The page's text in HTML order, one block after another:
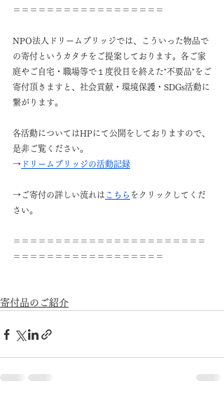
＝＝＝＝＝＝＝＝＝＝＝＝＝＝＝＝＝＝
NPO法人ドリームブリッジでは、こういった物品で
の寄付というカタチをご提案しております。各ご家
庭やご自宅・職場等で１度役目を終えた"不要品"をご
寄付頂きますと、社会貢献・環境保護・SDGs活動に
繋がります。
各活動についてはHPにて公開をしておりますので、
是非ご覧ください。
→ ドリームブリッジの活動記録
→ご寄付の詳しい流れは こちら をクリックしてくだ
さい。
＝＝＝＝＝＝＝＝＝＝＝＝＝＝＝＝＝＝＝＝＝＝＝
＝＝＝＝＝＝＝＝＝＝＝＝＝＝＝＝＝＝
寄付品のご紹介